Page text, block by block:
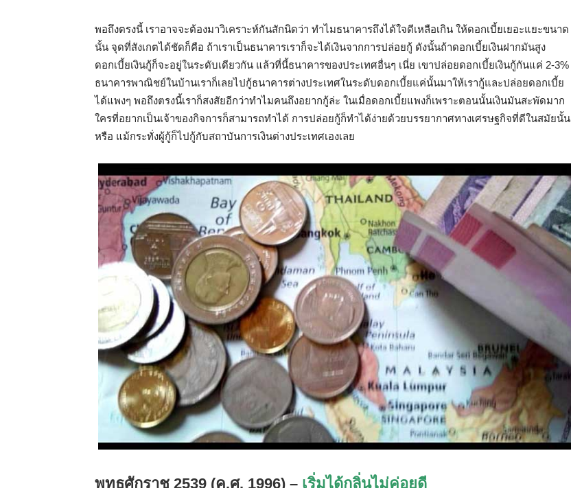
พอถึงตรงนี้ เราอาจจะต้องมาวิเคราะห์กันสักนิดว่า ทำไมธนาคารถึงได้ใจดีเหลือเกิน ให้ดอกเบี้ยเยอะแยะขนาด
นั้น จุดที่สังเกตได้ชัดก็คือ ถ้าเราเป็นธนาคารเราก็จะได้เงินจากการปล่อยกู้ ดังนั้นถ้าดอกเบี้ยเงินฝากมันสูง
ดอกเบี้ยเงินกู้ก็จะอยู่ในระดับเดียวกัน แล้วที่นี้ธนาคารของประเทศอื่นๆ เนี่ย เขาปล่อยดอกเบี้ยเงินกู้กันแค่ 2-3%
ธนาคารพาณิชย์ในบ้านเราก็เลยไปกู้ธนาคารต่างประเทศในระดับดอกเบี้ยแค่นั้นมาให้เรากู้และปล่อยดอกเบี้ย
ได้แพงๆ พอถึงตรงนี้เราก็สงสัยอีกว่าทำไมคนถึงอยากกู้ล่ะ ในเมื่อดอกเบี้ยแพงก็เพราะตอนนั้นเงินมันสะพัดมาก
ใครที่อยากเป็นเจ้าของกิจการก็สามารถทำได้ การปล่อยกู้ก็ทำได้ง่ายด้วยบรรยากาศทางเศรษฐกิจที่ดีในสมัยนั้น
หรือ แม้กระทั่งผู้กู้ก็ไปกู้กับสถาบันการเงินต่างประเทศเองเลย
พุทธศักราช 2539 (ค.ศ. 1996) – เริ่มได้กลิ่นไม่ค่อยดี